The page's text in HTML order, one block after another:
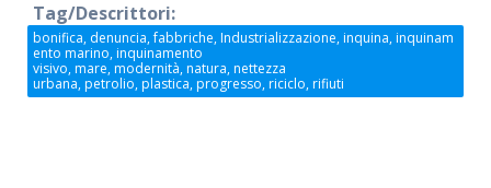
Tag/Descrittori:
bonifica, denuncia, fabbriche, Industrializzazione, inquina, inquinam
ento marino, inquinamento
visivo, mare, modernità, natura, nettezza
urbana, petrolio, plastica, progresso, riciclo, rifiuti